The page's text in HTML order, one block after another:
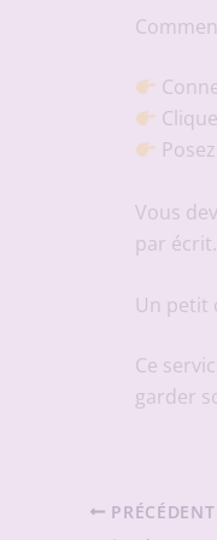
Vous
par écrit.
Un petit
Ce
garder
PRÉCÉDENT